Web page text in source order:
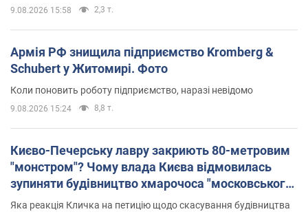
9.08.2026 15:58 2,3 т.
Армія РФ знищила підприємство Kromberg &
Schubert у Житомирі. Фото
Коли поновить роботу підприємство, наразі невідомо
9.08.2026 15:24 8,8 т.
Києво-Печерську лавру закриють 80-метровим
"монстром"? Чому влада Києва відмовилась
зупиняти будівництво хмарочоса "московського
вірянина"
Яка реакція Кличка на петицію щодо скасування будівництва